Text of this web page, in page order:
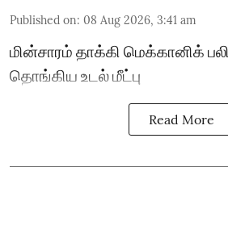
Published on: 08 Aug 2026, 3:41 am
மின்சாரம் தாக்கி மெக்கானிக்
தொங்கிய உடல் மீட்பு
Read More